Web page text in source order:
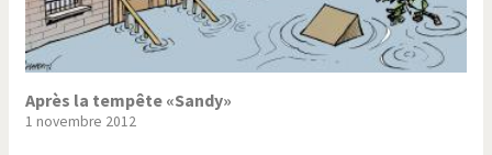
Après la tempête «Sandy»
1 novembre 2012